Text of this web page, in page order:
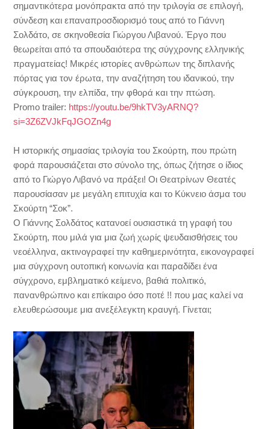
σημαντικότερα μονόπρακτα από την τριλογία σε επιλογή,
σύνδεση και επαναπροσδιορισμό τους από το Γιάννη
Σολδάτο, σε σκηνοθεσία Γιώργου Λιβανού. Έργο που
θεωρείται από τα σπουδαιότερα της σύγχρονης ελληνικής
πραγματείας! Μικρές ιστορίες ανθρώπων της διπλανής
πόρτας για τον έρωτα, την αναζήτηση του ιδανικού, την
σύγκρουση, την ελπίδα, την φθορά και την πτώση.
Promo trailer: https://youtu.be/9hkTV3yARNQ?
si=3Z6ZVJkFqJGOZn4g
Η ιστορικής σημασίας τριλογία του Σκούρτη, που πρώτη
φορά παρουσιάζεται στο σύνολο της, όπως ζήτησε ο ίδιος
από το Γιώργο Λιβανό να πράξει! Οι Θεατρίνων Θεατές
παρουσίασαν με μεγάλη επιτυχία και το Κύκνειο άσμα του
Σκούρτη “Σοκ”.
Ο Γιάννης Σολδάτος κατανοεί ουσιαστικά τη γραφή του
Σκούρτη, που μιλά για μια ζωή χωρίς ψευδαισθήσεις του
νεοέλληνα, ακτινογραφεί την καθημερινότητα, εικονογραφεί
μια σύγχρονη ουτοπική κοινωνία και παραδίδει ένα
σύγχρονο, εμβληματικό κείμενο, βαθιά πολιτικό,
πανανθρώπινο και επίκαιρο όσο ποτέ !! που μας καλεί να
ελευθερώσουμε μια ανεξέλεγκτη κραυγή. Γίνεται;